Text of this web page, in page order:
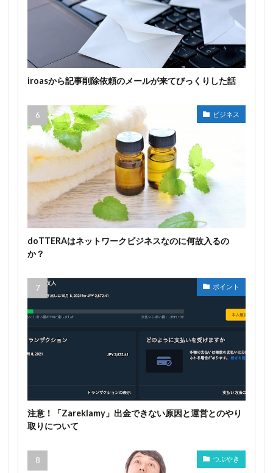
iroasから記事削除依頼のメールが来てびっくりした話
ビジネス
doTTERAはネットワークビジネスなのに何故入るの
か？
ポイント
注意！「Zareklamy」出金できない原因と運営とのやり
取りについて
つぶやき